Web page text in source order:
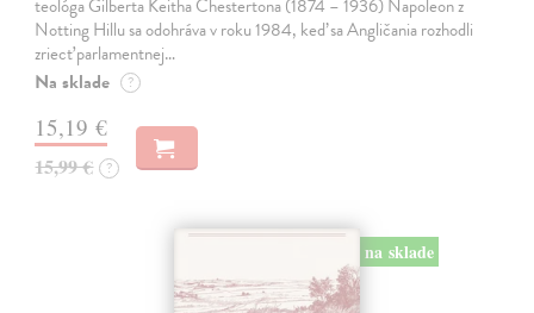
teológa Gilberta Keitha Chestertona (1874 – 1936) Napoleon z
Notting Hillu sa odohráva v roku 1984, keď sa Angličania rozhodli
zriecť parlamentnej…
Na sklade ?
15,19 €
15,99 € ?
na sklade